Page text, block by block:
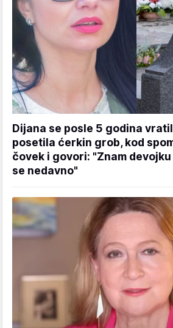
Dijana se posle 5 godina
posetila ćerkin grob, kod
čovek i govori: "Znam
se nedavno"